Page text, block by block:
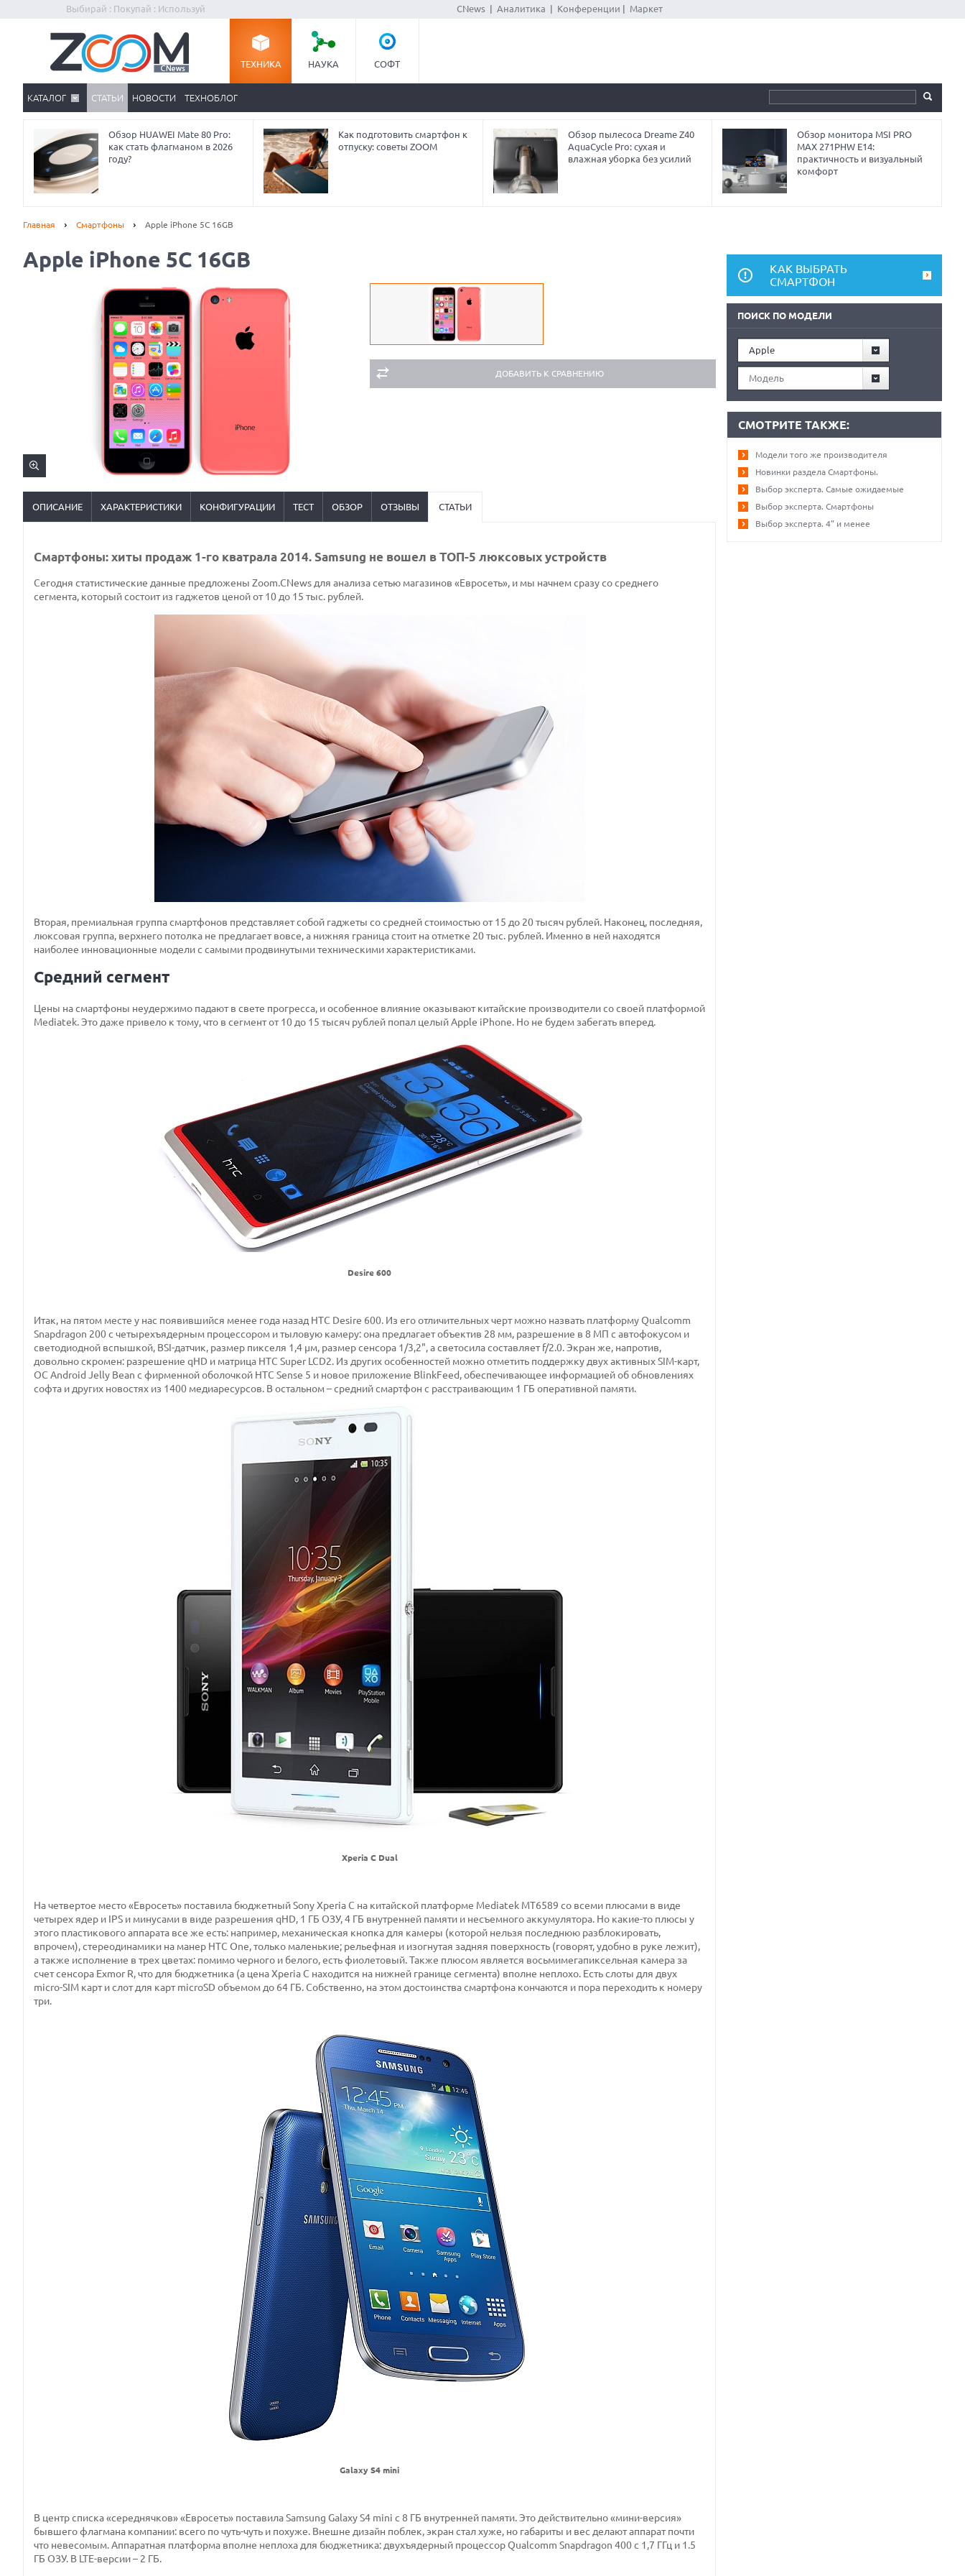
Выбирай : Покупай : Используй CNews| Аналитика Конференции Маркет
ТЕХНИКА НАУКА СОФТ
КАТАЛОГ СТАТЬИ НОВОСТИ ТЕХНОБЛОГ
Обзор HUAWEI Mate 80 Pro:
как стать флагманом в 2026
году?
Как подготовить смартфон к
отпуску: советы ZOOM
Обзор пылесоса Dreame Z40
AquaCycle Pro: сухая и
влажная уборка без усилий
Обзор монитора MSI PRO
MAX 271PHW E14:
практичность и визуальный
комфорт
Главная Смартфоны Apple iPhone 5C 16GB
Apple iPhone 5C 16GB
ДОБАВИТЬ К СРАВНЕНИЮ
ОПИСАНИЕ ХАРАКТЕРИСТИКИ КОНФИГУРАЦИИ ТЕСТ ОБЗОР ОТЗЫВЫ СТАТЬИ
Смартфоны: хиты продаж 1-го кватрала 2014. Samsung не вошел в ТОП-5 люксовых устройств
Сегодня статистические данные предложены Zoom.CNews для анализа сетью магазинов «Евросеть», и мы начнем сразу со среднего
сегмента, который состоит из гаджетов ценой от 10 до 15 тыс. рублей.
Вторая, премиальная группа смартфонов представляет собой гаджеты со средней стоимостью от 15 до 20 тысяч рублей. Наконец, последняя,
люксовая группа, верхнего потолка не предлагает вовсе, а нижняя граница стоит на отметке 20 тыс. рублей. Именно в ней находятся
наиболее инновационные модели с самыми продвинутыми техническими характеристиками.
Средний сегмент
Цены на смартфоны неудержимо падают в свете прогресса, и особенное влияние оказывают китайские производители со своей платформой
Mediatek. Это даже привело к тому, что в сегмент от 10 до 15 тысяч рублей попал целый Apple iPhone. Но не будем забегать вперед.
Desire 600
Итак, на пятом месте у нас появившийся менее года назад HTC Desire 600. Из его отличительных черт можно назвать платформу Qualcomm
Snapdragon 200 с четырехъядерным процессором и тыловую камеру: она предлагает объектив 28 мм, разрешение в 8 МП с автофокусом и
светодиодной вспышкой, BSI-датчик, размер пикселя 1,4 µм, размер сенсора 1/3,2", а светосила составляет f/2.0. Экран же, напротив,
довольно скромен: разрешение qHD и матрица HTC Super LCD2. Из других особенностей можно отметить поддержку двух активных SIM-карт,
ОС Android Jelly Bean с фирменной оболочкой HTC Sense 5 и новое приложение BlinkFeed, обеспечивающее информацией об обновлениях
софта и других новостях из 1400 медиаресурсов. В остальном – средний смартфон с расстраивающим 1 ГБ оперативной памяти.
Xperia C Dual
На четвертое место «Евросеть» поставила бюджетный Sony Xperia C на китайской платформе Mediatek MT6589 со всеми плюсами в виде
четырех ядер и IPS и минусами в виде разрешения qHD, 1 ГБ ОЗУ, 4 ГБ внутренней памяти и несъемного аккумулятора. Но какие-то плюсы у
этого пластикового аппарата все же есть: например, механическая кнопка для камеры (которой нельзя последнюю разблокировать,
впрочем), стереодинамики на манер HTC One, только маленькие; рельефная и изогнутая задняя поверхность (говорят, удобно в руке лежит),
а также исполнение в трех цветах: помимо черного и белого, есть фиолетовый. Также плюсом является восьмимегапиксельная камера за
счет сенсора Exmor R, что для бюджетника (а цена Xperia C находится на нижней границе сегмента) вполне неплохо. Есть слоты для двух
micro-SIM карт и слот для карт microSD объемом до 64 ГБ. Собственно, на этом достоинства смартфона кончаются и пора переходить к номеру
три.
Galaxy S4 mini
В центр списка «середнячков» «Евросеть» поставила Samsung Galaxy S4 mini с 8 ГБ внутренней памяти. Это действительно «мини-версия»
бывшего флагмана компании: всего по чуть-чуть и похуже. Внешне дизайн поблек, экран стал хуже, но габариты и вес делают аппарат почти
что невесомым. Аппаратная платформа вполне неплоха для бюджетника: двухъядерный процессор Qualcomm Snapdragon 400 с 1,7 ГГц и 1.5
ГБ ОЗУ. В LTE-версии – 2 ГБ.
КАК ВЫБРАТЬ
СМАРТФОН
ПОИСК ПО МОДЕЛИ
Apple
Модель
СМОТРИТЕ ТАКЖЕ:
Модели того же производителя
Новинки раздела Смартфоны.
Выбор эксперта. Самые ожидаемые
Выбор эксперта. Смартфоны
Выбор эксперта. 4" и менее